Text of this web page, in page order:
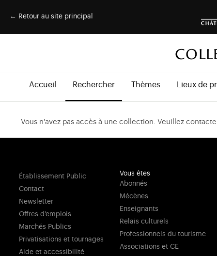
← Retour au site principal
Accueil Rechercher Thèmes Lieux de
Vous n'avez pas accès à une collection. Veuillez
Établissement Public
Contact
Newsletter
Offres d'emplois
Marchés Publics
Privatisations et tournages
Aide et accessibilité
Vous êtes
Abonnés
Mécènes
Enseignants
Relais culturels
Professionnels du tourisme
Associations et CE